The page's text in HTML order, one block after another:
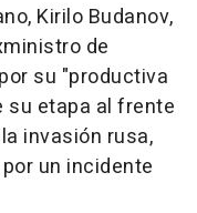
Kirilo Budanov,
de
su "productiva
su etapa al frente
invasión rusa,
un incidente